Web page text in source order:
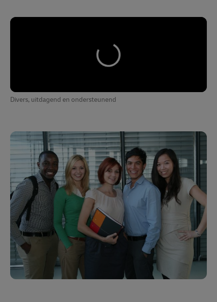
Divers, uitdagend en ondersteunend